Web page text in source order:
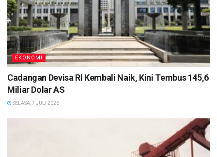
EKONOMI
Cadangan Devisa RI Kembali Naik, Kini Tembus 145,6
Miliar Dolar AS
SELASA, 7 JULI 2026